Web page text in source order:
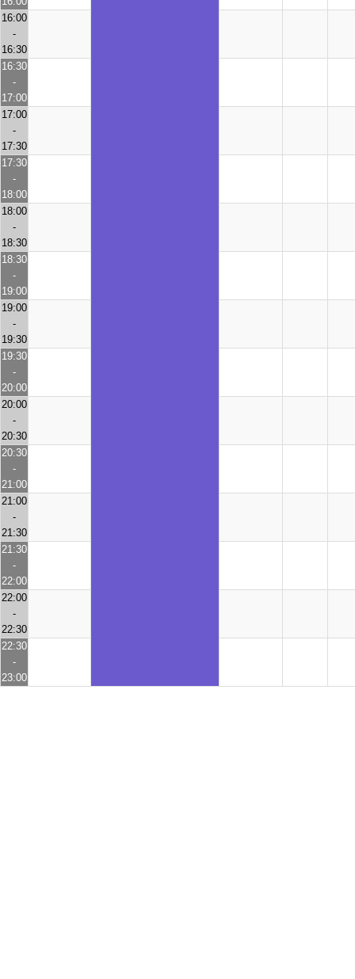
16:00
-
16:30
16:30
-
17:00
17:00
-
17:30
17:30
-
18:00
18:00
-
18:30
18:30
-
19:00
19:00
-
19:30
19:30
-
20:00
20:00
-
20:30
20:30
-
21:00
21:00
-
21:30
21:30
-
22:00
22:00
-
22:30
22:30
-
23:00